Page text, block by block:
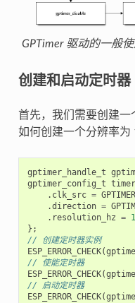
GPTimer 驱动的一般
创建和启动定时器
首先，我们需要创建一
如何创建一个分辨率为
gptimer_handle_t
gptimer_config_t
. clk_src =
.direction =
. resolution_hz = 1
};
// 创建定时器实例
ESP_ERROR_CHECK(
// 使能定时器
ESP_ERROR_CHECK(
// 启动定时器
ESP_ERROR_CHECK(